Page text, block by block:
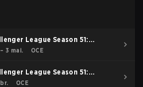
League Season 51:
3 mai. OCE
League Season 51:
OCE